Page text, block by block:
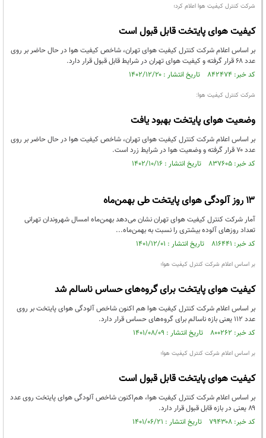
شرکت کنترل کیفیت هوا اعلام کرد؛
کیفیت هوای پایتخت قابل قبول است
بر اساس اعلام شرکت کنترل کیفیت هوای تهران، شاخص کیفیت هوا در حال حاضر بر روی
عدد ۶۸ قرار گرفته و کیفیت هوای تهران در شرایط قابل قبول قرار دارد.
کد خبر: ۸۴۲۴۷۴ تاریخ انتشار : ۱۴۰۲/۱۲/۲۰
شرکت کنترل کیفیت هوا:
وضعیت هوای پایتخت بهبود یافت
بر اساس اعلام شرکت کنترل کیفیت هوای تهران، شاخص کیفیت هوا در حال حاضر بر روی
عدد ۷۰ قرار گرفته و وضعیت هوا در شرایط زرد است.
کد خبر: ۸۳۷۶۰۵ تاریخ انتشار : ۱۴۰۲/۱۰/۱۶
۱۳ روز آلودگی هوای پایتخت طی بهمن‌ماه
آمار شرکت کنترل کیفیت هوای تهران نشان می‌دهد بهمن‌ماه امسال شهروندان تهرانی
تعداد روزهای آلوده‌ بیشتری را نسبت به بهمن‌ماه...
کد خبر: ۸۱۶۴۴۱ تاریخ انتشار : ۱۴۰۱/۱۲/۰۱
بر اساس اعلام شرکت کنترل کیفیت هوا؛
کیفیت هوای پایتخت برای گروه‌های حساس ناسالم شد
بر اساس اعلام شرکت کنترل کیفیت هوا هم اکنون شاخص آلودگی هوای پایتخت بر روی
عدد ۱۱۲ یعنی بازه ناسالم برای گروه‌های حساس قرار دارد.
کد خبر: ۸۰۰۲۶۲ تاریخ انتشار : ۱۴۰۱/۰۸/۰۹
بر اساس اعلام شرکت کنترل کیفیت هوا؛
کیفیت هوای پایتخت قابل قبول است
بر اساس اعلام شرکت کنترل کیفیت هوا، هم‌اکنون شاخص آلودگی هوای پایتخت روی عدد
۸۹ یعنی در بازه قابل قبول قرار دارد.
کد خبر: ۷۹۴۳۰۸ تاریخ انتشار : ۱۴۰۱/۰۶/۲۱